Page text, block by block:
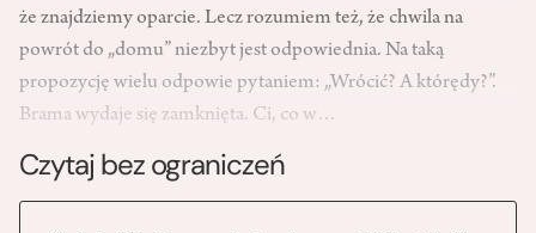
że znajdziemy oparcie. Lecz rozumiem też, że chwila na
powrót do „domu” niezbyt jest odpowiednia. Na taką
propozycję wielu odpowie pytaniem: „Wrócić? A którędy?”.
Brama wydaje się zamknięta. Ci, co w…
Czytaj bez ograniczeń